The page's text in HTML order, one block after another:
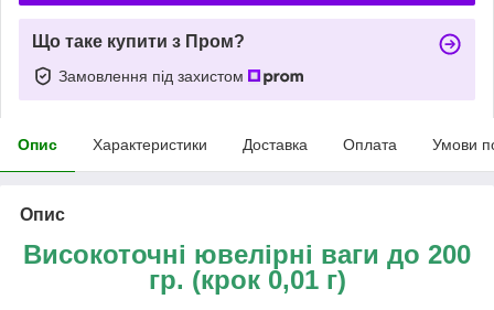
Що таке купити з Пром?
Замовлення під захистом
Опис Характеристики Доставка Оплата Умови
Опис
Високоточні ювелірні ваги до 200
гр. (крок 0,01 г)